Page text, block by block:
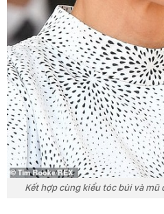
Kết hợp cùng kiểu tóc búi và mũ